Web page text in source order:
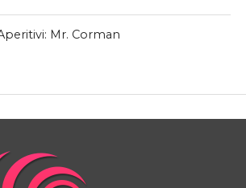
Mr. Corman